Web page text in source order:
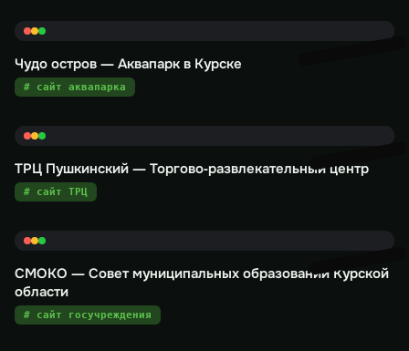
Чудо остров — Аквапарк в Курске
# сайт аквапарка
ТРЦ Пушкинский — Торгово-развлекательный центр
# сайт ТРЦ
СМОКО — Совет муниципальных образований Курской
области
# сайт госучреждения